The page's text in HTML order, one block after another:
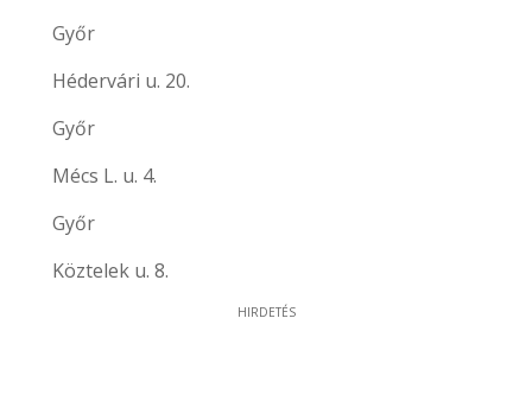
Győr
Hédervári u. 20.
Győr
Mécs L. u. 4.
Győr
Köztelek u. 8.
HIRDETÉS